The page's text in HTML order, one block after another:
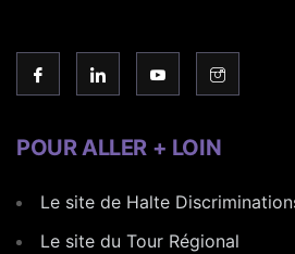
POUR ALLER + LOIN
Le site de Halte
Le site du Tour Régional